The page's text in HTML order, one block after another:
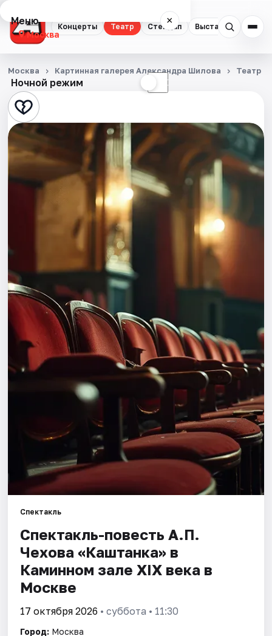
Концерты Театр Стендап Выставки
Меню ×
Москва
Концерты
Театр
Стендап
Выставки
Квесты
Города
Площадки
Артисты
Ночной режим ☾
Москва Картинная галерея Александра Шилова Театр
Спектакль
Спектакль-повесть А.П.
Чехова «Каштанка» в
Каминном зале ХIX века в
Москве
17 октября 2026 • суббота • 11:30
Город: Москва